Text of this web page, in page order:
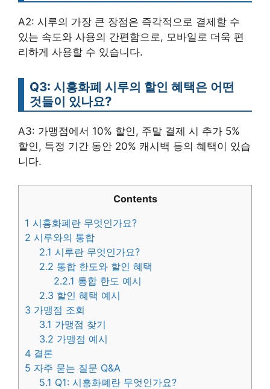
A2: 시루의 가장 큰 장점은 즉각적으로 결제할 수
있는 속도와 사용의 간편함으로, 모바일로 더욱 편
리하게 사용할 수 있습니다.
Q3: 시흥화폐 시루의 할인 혜택은 어떤
것들이 있나요?
A3: 가맹점에서 10% 할인, 주말 결제 시 추가 5%
할인, 특정 기간 동안 20% 캐시백 등의 혜택이 있습
니다.
Contents
1 시흥화폐란 무엇인가요?
2 시루와의 통합
2.1 시루란 무엇인가요?
2.2 통합 한도와 할인 혜택
2.2.1 통합 한도 예시
2.3 할인 혜택 예시
3 가맹점 조회
3.1 가맹점 찾기
3.2 가맹점 예시
4 결론
5 자주 묻는 질문 Q&A
5.1 Q1: 시흥화폐란 무엇인가요?